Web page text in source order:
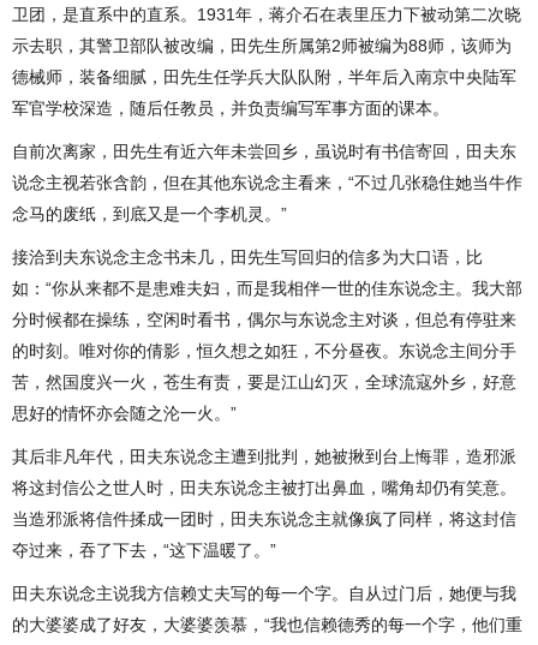
卫团，是直系中的直系。1931年，蒋介石在表里压力下被动第二次晓
示去职，其警卫部队被改编，田先生所属第2师被编为88师，该师为
德械师，装备细腻，田先生任学兵大队队附，半年后入南京中央陆军
军官学校深造，随后任教员，并负责编写军事方面的课本。
自前次离家，田先生有近六年未尝回乡，虽说时有书信寄回，田夫东
说念主视若张含韵，但在其他东说念主看来，“不过几张稳住她当牛作
念马的废纸，到底又是一个李机灵。”
接洽到夫东说念主念书未几，田先生写回归的信多为大口语，比
如：“你从来都不是患难夫妇，而是我相伴一世的佳东说念主。我大部
分时候都在操练，空闲时看书，偶尔与东说念主对谈，但总有停驻来
的时刻。唯对你的倩影，恒久想之如狂，不分昼夜。东说念主间分手
苦，然国度兴一火，苍生有责，要是江山幻灭，全球流寇外乡，好意
思好的情怀亦会随之沦一火。”
其后非凡年代，田夫东说念主遭到批判，她被揪到台上悔罪，造邪派
将这封信公之世人时，田夫东说念主被打出鼻血，嘴角却仍有笑意。
当造邪派将信件揉成一团时，田夫东说念主就像疯了同样，将这封信
夺过来，吞了下去，“这下温暖了。”
田夫东说念主说我方信赖丈夫写的每一个字。自从过门后，她便与我
的大婆婆成了好友，大婆婆羡慕，“我也信赖德秀的每一个字，他们重